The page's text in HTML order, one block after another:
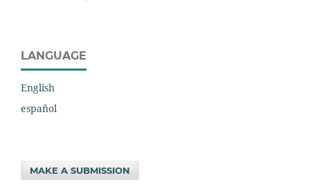
LANGUAGE
English
español
MAKE A SUBMISSION